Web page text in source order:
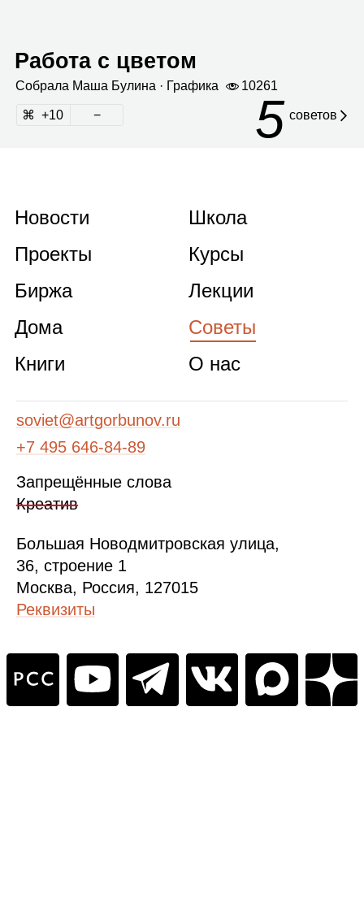
Работа с цветом
Собрала Маша Булина · Гра­фика 10261
10 5 советов
Новости
Проекты
Биржа
Дома
Книги
Школа
Курсы
Лекции
Советы
О нас
soviet@artgorbunov.ru
+7 495 646‑84‑89
Запрещённые слова
Креатив
Большая Новодмитровская улица,
36, строение 1
Москва, Россия, 127015
Реквизиты